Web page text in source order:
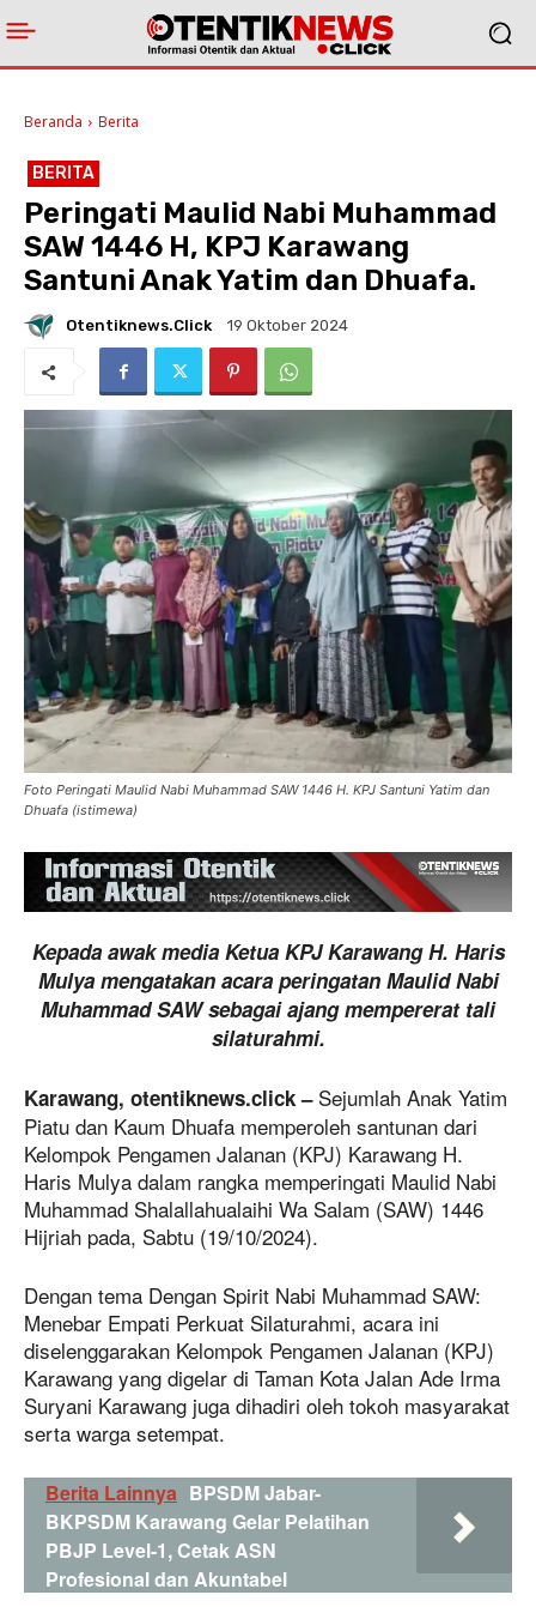
Beranda Berita
BERITA
Peringati Maulid Nabi Muhammad
SAW 1446 H, KPJ Karawang
Santuni Anak Yatim dan Dhuafa.
Otentiknews.click 19 Oktober 2024
Foto Peringati Maulid Nabi Muhammad SAW 1446 H. KPJ Santuni Yatim dan
Dhuafa (istimewa)
Kepada awak media Ketua KPJ Karawang H. Haris
Mulya mengatakan acara peringatan Maulid Nabi
Muhammad SAW sebagai ajang mempererat tali
silaturahmi.
Karawang, otentiknews.click –Sejumlah Anak Yatim
Piatu dan Kaum Dhuafa memperoleh santunan dari
Kelompok Pengamen Jalanan (KPJ) Karawang H.
Haris Mulya dalam rangka memperingati Maulid Nabi
Muhammad Shalallahualaihi Wa Salam (SAW) 1446
Hijriah pada, Sabtu (19/10/2024).
Dengan tema Dengan Spirit Nabi Muhammad SAW:
Menebar Empati Perkuat Silaturahmi, acara ini
diselenggarakan Kelompok Pengamen Jalanan (KPJ)
Karawang yang digelar di Taman Kota Jalan Ade Irma
Suryani Karawang juga dihadiri oleh tokoh masyarakat
serta warga setempat.
Berita Lainnya BPSDM Jabar-
BKPSDM Karawang Gelar Pelatihan
PBJP Level-1, Cetak ASN
Profesional dan Akuntabel